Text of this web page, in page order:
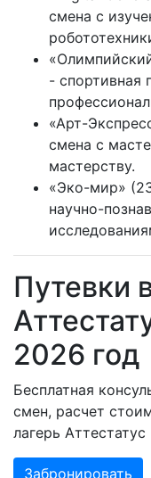
смена с
- спортивная
«Арт-
смена с
мастерству.
«Эко-мир»
научно-
Путевки
2026 год
Бесплатная
смен, расчет
лагерь
Забронировать